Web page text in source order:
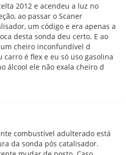
2012 e acendeu a luz no
ao passar o Scaner
um código e era apenas a
desta sonda deu certo. E ao
cheiro inconfundível d
carro é flex e eu só uso gasolina
álcool ele não exala cheiro d
combustível adulterado está
da sonda pós catalisador.